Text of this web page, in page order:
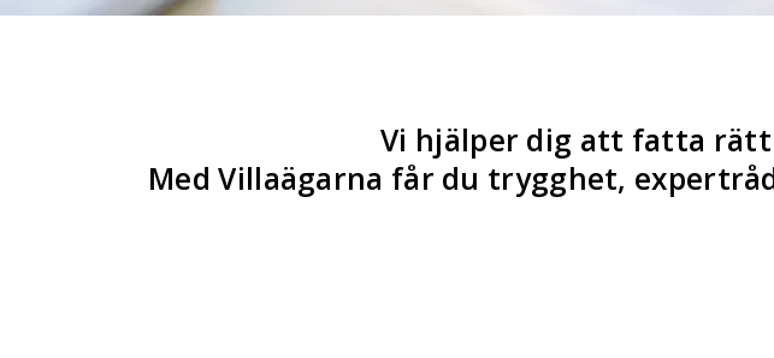
Vi hjälper dig att fatta
Med Villaägarna får du trygghet,